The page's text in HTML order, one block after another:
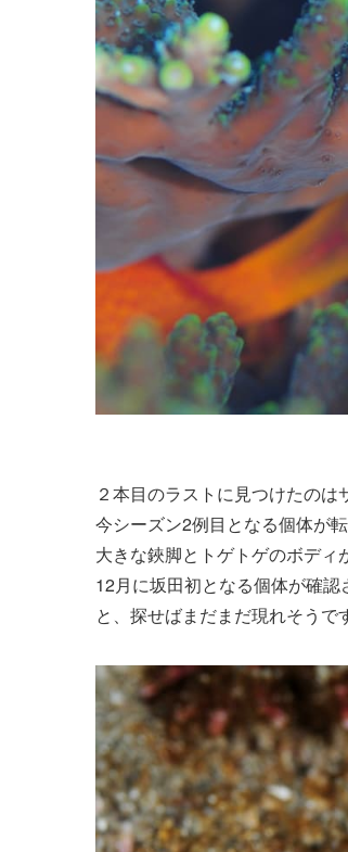
２本目のラストに見つけたのは
今シーズン2例目となる個体が
大きな鋏脚とトゲトゲのボディ
12月に坂田初となる個体が確
と、探せばまだまだ現れそうで